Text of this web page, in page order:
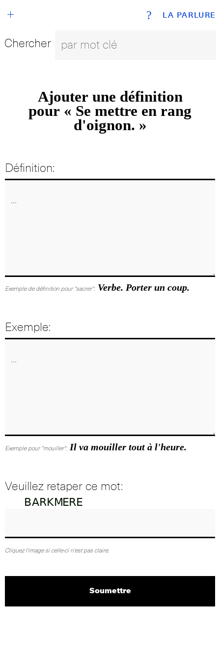
LA PARLURE
+ ?
Chercher
Ajouter une définition
pour « Se mettre en rang
d'oignon. »
Définition:
Exemple de définition pour "sacrer": Verbe. Porter un coup.
Exemple:
Exemple pour "mouiller": Il va mouiller tout à l'heure.
Veuillez retaper ce mot:
Cliquez l'image si celle-ci n'est pas claire.
Soumettre